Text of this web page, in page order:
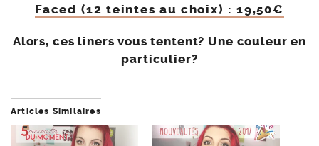
Faced (12 teintes au choix) : 19,50€
Alors, ces liners vous tentent? Une couleur en
particulier?
Articles Similaires